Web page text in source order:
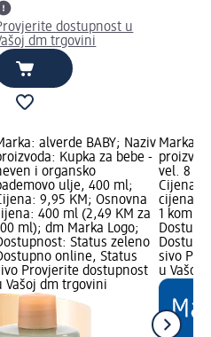
dostupnost u
dm trgovini
alverde BABY; Naziv
Kupka za bebe -
i organsko
ulje, 400 ml;
9,95 KM; Osnovna
400 ml (2,49 KM za
ml); dm Marka Logo;
Status zeleno
online, Status
Provjerite dostupnost
Vašoj dm trgovini
Marka:
vel. 8
Cijena:
cijena:
1 kom.);
sivo
u Vašoj